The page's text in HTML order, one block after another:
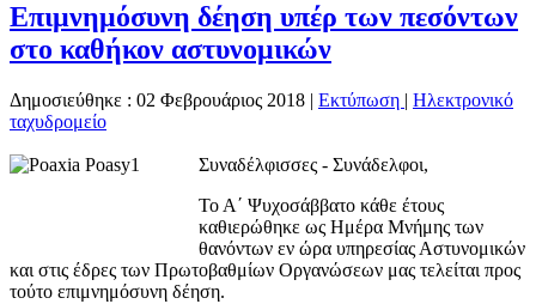
Επιμνημόσυνη δέηση υπέρ των πεσόντων
στο καθήκον αστυνομικών
Δημοσιεύθηκε : 02 Φεβρουάριος 2018 | Εκτύπωση | Ηλεκτρονικό
ταχυδρομείο
Συναδέλφισσες - Συνάδελφοι,
Το Α΄ Ψυχοσάββατο κάθε έτους
καθιερώθηκε ως Ημέρα Μνήμης των
θανόντων εν ώρα υπηρεσίας Αστυνομικών
και στις έδρες των Πρωτοβαθμίων Οργανώσεων μας τελείται προς
τούτο επιμνημόσυνη δέηση.